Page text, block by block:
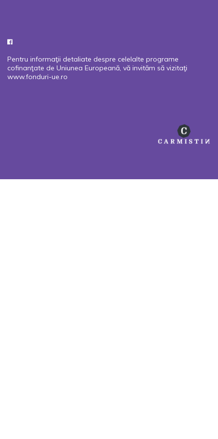
Pentru informaţii detaliate despre celelalte programe
cofinanţate de Uniunea Europeană, vă invităm să vizitaţi
www.fonduri-ue.ro